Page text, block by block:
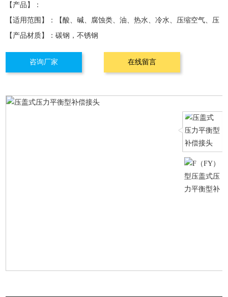
【产品】：
【适用范围】：
【酸、碱、腐蚀类、油、热水、冷水、压缩空气、压
缩天然气等】
【产品材质】：碳钢，不锈钢
咨询厂家 在线留言